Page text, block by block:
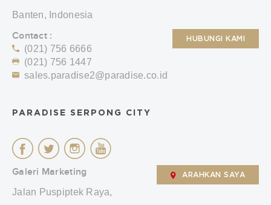
Banten, Indonesia
Contact :
(021) 756 6666
(021) 756 1447
sales.paradise2@paradise.co.id
HUBUNGI KAMI
PARADISE SERPONG CITY
Galeri Marketing
Jalan Puspiptek Raya,
ARAHKAN SAYA